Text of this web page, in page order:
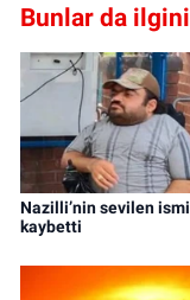
Bunlar da
Nazilli’nin sevilen ismi
kaybetti